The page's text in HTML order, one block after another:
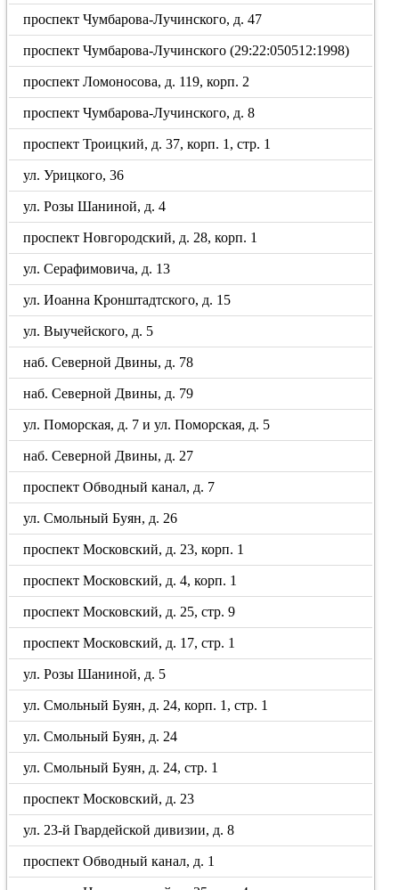
проспект Чумбарова-Лучинского, д. 47
проспект Чумбарова-Лучинского (29:22:050512:1998)
проспект Ломоносова, д. 119, корп. 2
проспект Чумбарова-Лучинского, д. 8
проспект Троицкий, д. 37, корп. 1, стр. 1
ул. Урицкого, 36
ул. Розы Шаниной, д. 4
проспект Новгородский, д. 28, корп. 1
ул. Серафимовича, д. 13
ул. Иоанна Кронштадтского, д. 15
ул. Выучейского, д. 5
наб. Северной Двины, д. 78
наб. Северной Двины, д. 79
ул. Поморская, д. 7 и ул. Поморская, д. 5
наб. Северной Двины, д. 27
проспект Обводный канал, д. 7
ул. Смольный Буян, д. 26
проспект Московский, д. 23, корп. 1
проспект Московский, д. 4, корп. 1
проспект Московский, д. 25, стр. 9
проспект Московский, д. 17, стр. 1
ул. Розы Шаниной, д. 5
ул. Смольный Буян, д. 24, корп. 1, стр. 1
ул. Смольный Буян, д. 24
ул. Смольный Буян, д. 24, стр. 1
проспект Московский, д. 23
ул. 23-й Гвардейской дивизии, д. 8
проспект Обводный канал, д. 1